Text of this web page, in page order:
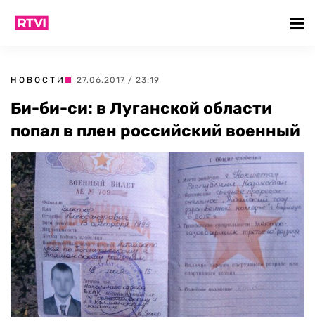
НОВОСТИ | 27.06.2017 / 23:19
Би-би-си: в Луганской области
попал в плен российский военный